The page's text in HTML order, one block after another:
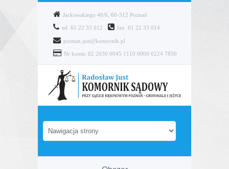
Jackowskiego 40/6, 60-512 Poznań
tel. 61 22 33 012 fax. 61 22 33 014
poznan.just@komornik.pl
Nr konta: 02 2030 0045 1110 0000 0224 7850